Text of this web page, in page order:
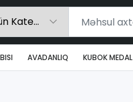
AVADANLIQ KUBOK MEDAL